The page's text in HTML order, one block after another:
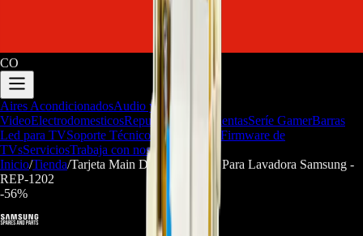
CO
Aires AcondicionadosAudio y
VideoElectrodomesticosRepuestos/HerramientasSeríe GamerBarras
Led para TVSoporte Técnico LGP/Acrilico Firmware de
TVsServiciosTrabaja con nosotros
Inicio/Tienda/Tarjeta Main DC92-02594W Para Lavadora Samsung -
REP-1202
-56%